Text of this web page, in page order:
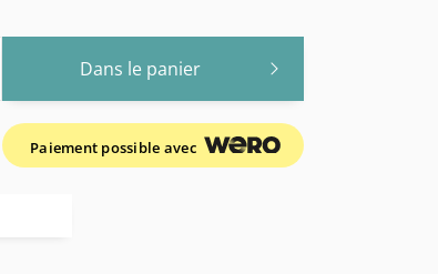
Dans le panier
Paiement possible avec